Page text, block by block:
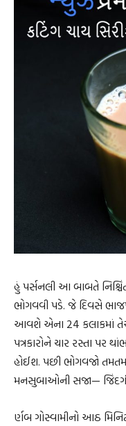
હું પર્સનલી આ બાબતે
ભોગવવી પડે. જે દિવસે
આવશે એના 24 કલાકમાં તેઓ
પત્રકારોને ચાર રસ્તા પર
હોઈશ. પછી ભોગવજો
મનસુબાઓની સજા—
ર્ણબ ગોસ્વામીનો આઠ